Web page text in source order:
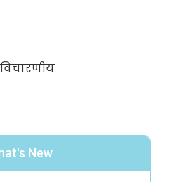
New